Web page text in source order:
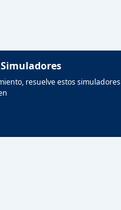
resuelve estos simuladores